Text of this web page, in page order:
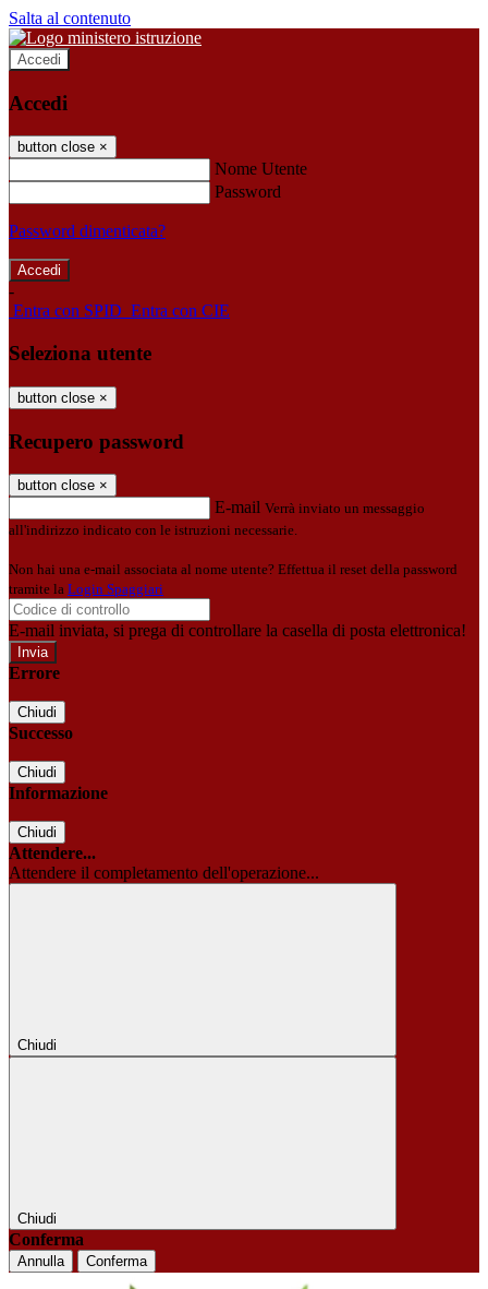
Salta al contenuto
Accedi
Accedi
button close ×
Nome Utente
Password
Password dimenticata?
-
Entra con SPID Entra con CIE
Seleziona utente
button close ×
Recupero password
button close ×
E-mail Verrà inviato un messaggio
all'indirizzo indicato con le istruzioni necessarie.
Non hai una e-mail associata al nome utente? Effettua il reset della password
tramite la Login Spaggiari
E-mail inviata, si prega di controllare la casella di posta elettronica!
Errore
Chiudi
Successo
Chiudi
Informazione
Chiudi
Attendere...
Attendere il completamento dell'operazione...
Chiudi
Chiudi
Conferma
Annulla Conferma